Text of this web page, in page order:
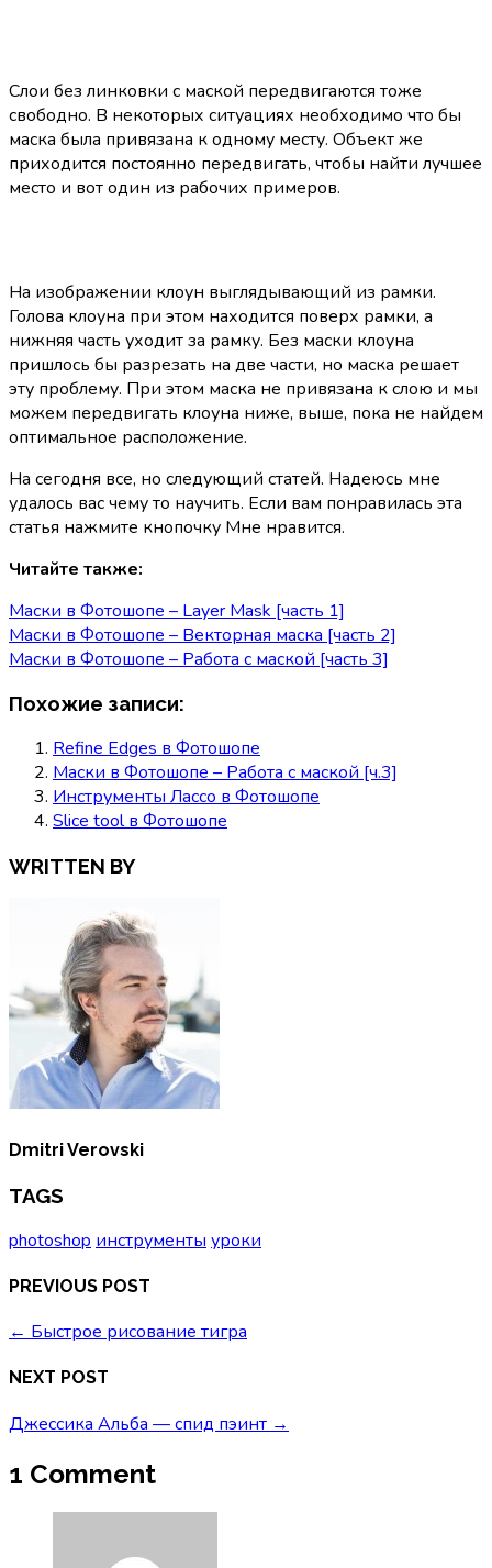
Слои без линковки с маской передвигаются тоже
свободно. В некоторых ситуациях необходимо что бы
маска была привязана к одному месту. Объект же
приходится постоянно передвигать, чтобы найти лучшее
место и вот один из рабочих примеров.
На изображении клоун выглядывающий из рамки.
Голова клоуна при этом находится поверх рамки, а
нижняя часть уходит за рамку. Без маски клоуна
пришлось бы разрезать на две части, но маска решает
эту проблему. При этом маска не привязана к слою и мы
можем передвигать клоуна ниже, выше, пока не найдем
оптимальное расположение.
На сегодня все, но следующий статей. Надеюсь мне
удалось вас чему то научить. Если вам понравилась эта
статья нажмите кнопочку Мне нравится.
Читайте также:
Маски в Фотошопе – Layer Mask [часть 1]
Маски в Фотошопе – Векторная маска [часть 2]
Маски в Фотошопе – Работа с маской [часть 3]
Похожие записи:
Refine Edges в Фотошопе
Маски в Фотошопе – Работа с маской [ч.3]
Инструменты Лассо в Фотошопе
Slice tool в Фотошопе
WRITTEN BY
Dmitri Verovski
TAGS
photoshop инструменты уроки
PREVIOUS POST
← Быстрое рисование тигра
NEXT POST
Джессика Альба — спид пэинт →
1 Comment